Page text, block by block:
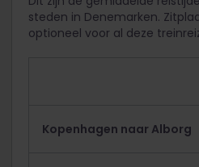
steden in Denemarken.
optioneel voor al deze
Kopenhagen naar Alborg